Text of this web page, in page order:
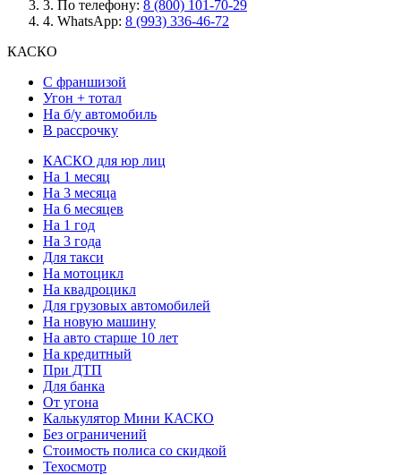
3. По телефону: 8 (800) 101-70-29
4. WhatsApp: 8 (993) 336-46-72
КАСКО
С франшизой
Угон + тотал
На б/у автомобиль
В рассрочку
КАСКО для юр лиц
На 1 месяц
На 3 месяца
На 6 месяцев
На 1 год
На 3 года
Для такси
На мотоцикл
На квадроцикл
Для грузовых автомобилей
На новую машину
На авто старше 10 лет
На кредитный
При ДТП
Для банка
От угона
Калькулятор Мини КАСКО
Без ограничений
Стоимость полиса со скидкой
Техосмотр